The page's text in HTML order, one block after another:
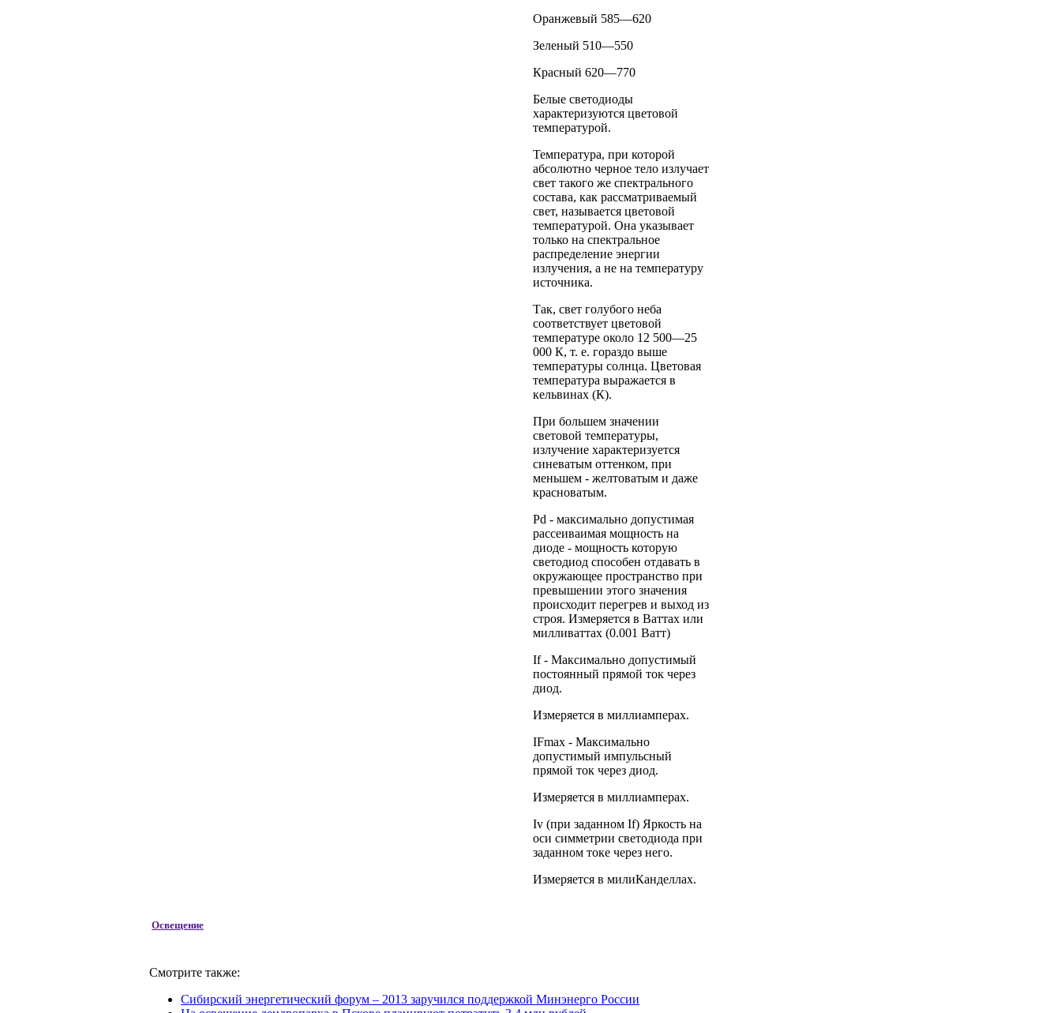
Оранжевый 585—620
Зеленый 510—550
Красный 620—770
Белые светодиоды
характеризуются цветовой
температурой.
Температура, при которой
абсолютно черное тело излучает
свет такого же спектрального
состава, как рассматриваемый
свет, называется цветовой
температурой. Она указывает
только на спектральное
распределение энергии
излучения, а не на температуру
источника.
Так, свет голубого неба
соответствует цветовой
температуре около 12 500—25
000 К, т. е. гораздо выше
температуры солнца. Цветовая
температура выражается в
кельвинах (К).
При большем значении
световой температуры,
излучение характеризуется
синеватым оттенком, при
меньшем - желтоватым и даже
красноватым.
Pd - максимально допустимая
рассеиваимая мощность на
диоде - мощность которую
светодиод способен отдавать в
окружающее пространство при
превышении этого значения
происходит перегрев и выход из
строя. Измеряется в Ваттах или
милливаттах (0.001 Ватт)
If - Максимально допустимый
постоянный прямой ток через
диод.
Измеряется в миллиамперах.
IFmax - Максимально
допустимый импульсный
прямой ток через диод.
Измеряется в миллиамперах.
Iv (при заданном If) Яркость на
оси симметрии светодиода при
заданном токе через него.
Измеряется в милиКанделлах.
Освещение
Смотрите также:
Сибирский энергетический форум – 2013 заручился поддержкой Минэнерго России